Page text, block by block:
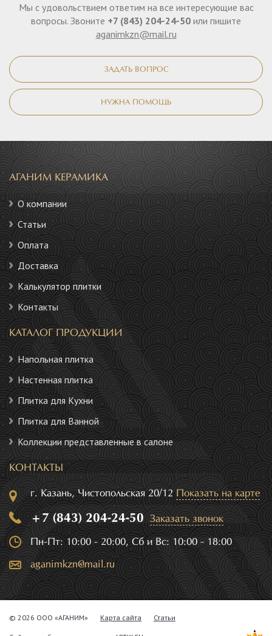
Мы с удовольствием ответим на все интересующие вас
вопросы. Звоните +7 (843) 204-24-50 или пишите
aganimkzn@mail.ru
ЗАДАТЬ ВОПРОС
НУЖНА ПОМОЩЬ
АГАНИМ КЕРАМИКА
О компании
Статьи
Оплата
Доставка
Калькулятор плитки
Контакты
КАТАЛОГ ПРОДУКЦИИ
Напольная плитка
Настенная плитка
Плитка для Кухни
Плитка для Ванной
Коллекции представленные в салоне
КОНТАКТЫ
г. Казань, Чистопольская 20/12 Показать на карте
+7 (843) 204-24-50 Заказать звонок
Пн-Пт: 10:00 - 20:00, Сб и Вс: 10:00 - 18:00
aganimkzn@mail.ru
© 2026 ООО «АГАНИМ» Карта сайта Статьи